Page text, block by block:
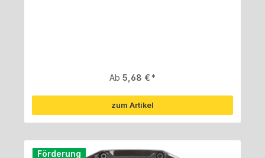
Regulärer Preis:
Ab5,68 €
zum Artikel
Förderung